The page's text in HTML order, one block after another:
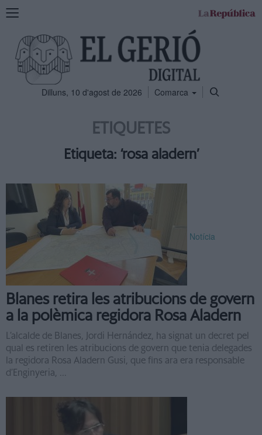
Mostra
navegació
Dilluns, 10 d'agost de 2026 Comarca
ETIQUETES
Etiqueta: ‘rosa aladern’
Notícia
Blanes retira les atribucions de govern
a la polèmica regidora Rosa Aladern
L’alcalde de Blanes, Jordi Hernández, ha signat un decret pel
qual es retiren les atribucions de govern que tenia delegades
la regidora Rosa Aladern Gusi, que fins ara era responsable
d’Enginyeria, ...